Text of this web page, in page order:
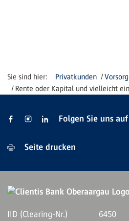
Privatkunden
Rente oder Kapital und vielleicht
Folgen Sie uns
Seite drucken
IID (Clearing-Nr.)
6450